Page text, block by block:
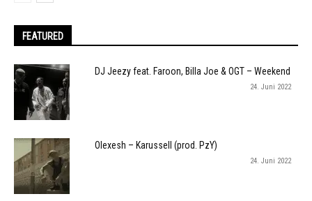
FEATURED
DJ Jeezy feat. Faroon, Billa Joe & OGT – Weekend
24. Juni 2022
Olexesh – Karussell (prod. PzY)
24. Juni 2022